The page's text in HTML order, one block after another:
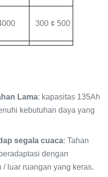
300 ¢ 500
Perlahan
Lama: kapasitas 135Ah
kebutuhan daya yang
segala cuaca: Tahan
dengan
/ luar ruangan yang keras.